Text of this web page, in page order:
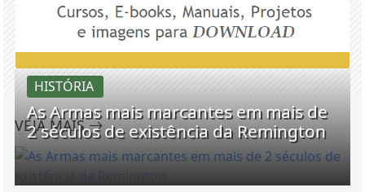
VEJA MAIS
HISTÓRIA
As Armas mais marcantes em mais de
2 séculos de existência da Remington